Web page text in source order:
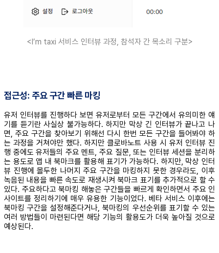
<I’m taxi 서비스 인터뷰 과정, 참석자 간 목소리 구분>
접근성: 주요 구간 빠른 마킹
유저 인터뷰를 진행하다 보면 유저로부터 모든 구간에서 유의미한 얘
기를 듣기란 사실상 불가능하다. 하지만 막상 긴 인터뷰가 끝나고 나
면, 주요 구간을 찾아보기 위해선 다시 한번 모든 구간을 들어봐야 하
는 과정을 거쳐야만 했다. 하지만 클로바노트 사용 시 유저 인터뷰 진
행 중에도 유저들의 주요 멘트, 주요 질문, 또는 인터뷰 세션을 분리하
는 용도로 앱 내 북마크를 활용해 표기가 가능하다. 하지만, 막상 인터
뷰 진행에 몰두한 나머지 주요 구간을 마킹하지 못한 경우라도, 이후
녹음된 내용을 빠른 속도로 재생시켜 북마크 표기를 추가적으로 할 수
있다. 주요하다고 북마킹 해놓은 구간들을 빠르게 확인하면서 주요 인
사이트를 정리하기에 매우 유용한 기능이었다. 베타 서비스 이후에는
북마킹 구간을 설정해준다거나, 북마킹의 우선순위를 표기할 수 있는
여러 방법들이 마련된다면 해당 기능의 활용도가 더욱 높아질 것으로
예상된다.